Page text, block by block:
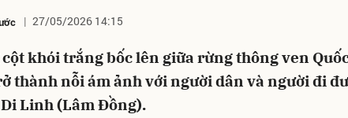
27/05/2026 14:15
khói trắng bốc lên giữa rừng thông ven
thành nỗi ám ảnh với người dân và người đi
Linh (Lâm Đồng).